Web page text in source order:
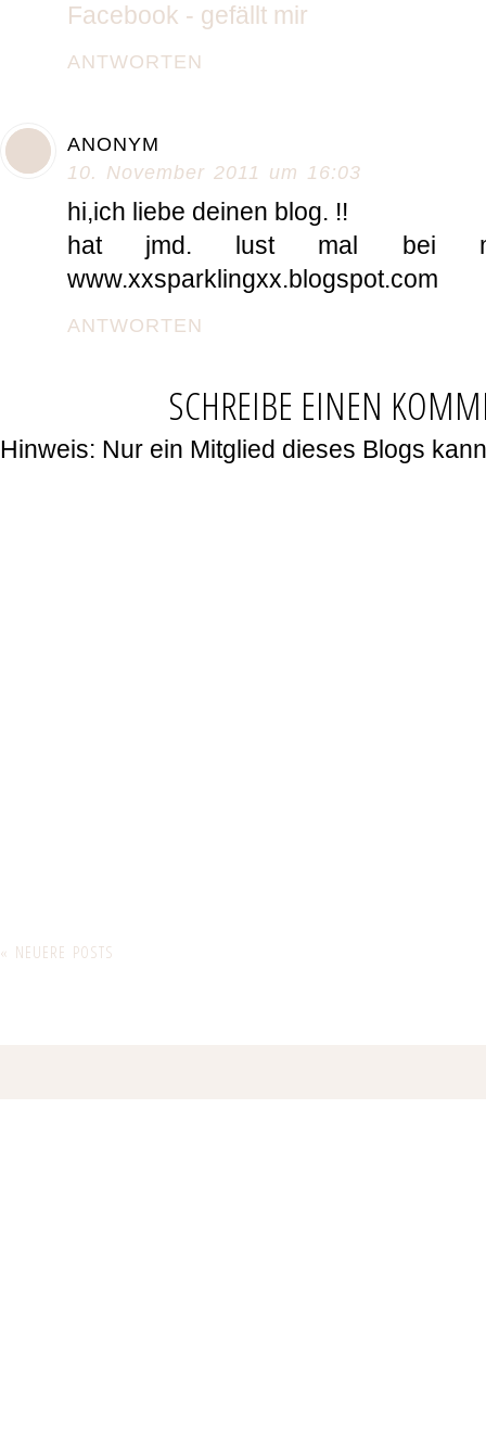
Facebook - gefällt mir
ANTWORTEN
ANONYM
10. November 2011 um 16:03
hi,ich liebe deinen blog. !!
hat jmd. lust mal bei
www.xxsparklingxx.blogspot.com
ANTWORTEN
SCHREIBE EINEN
Hinweis: Nur ein Mitglied dieses Blogs
« NEUERE POSTS